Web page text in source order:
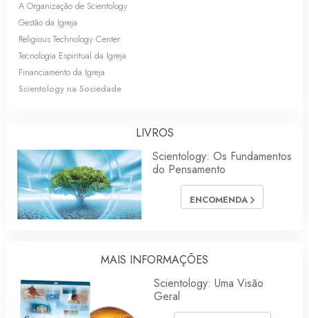
A Organização de Scientology
Gestão da Igreja
Religious Technology Center
Tecnologia Espiritual da Igreja
Financiamento da Igreja
Scientology na Sociedade
LIVROS
Scientology: Os Fundamentos
do Pensamento
ENCOMENDA
MAIS INFORMAÇÕES
Scientology: Uma Visão
Geral